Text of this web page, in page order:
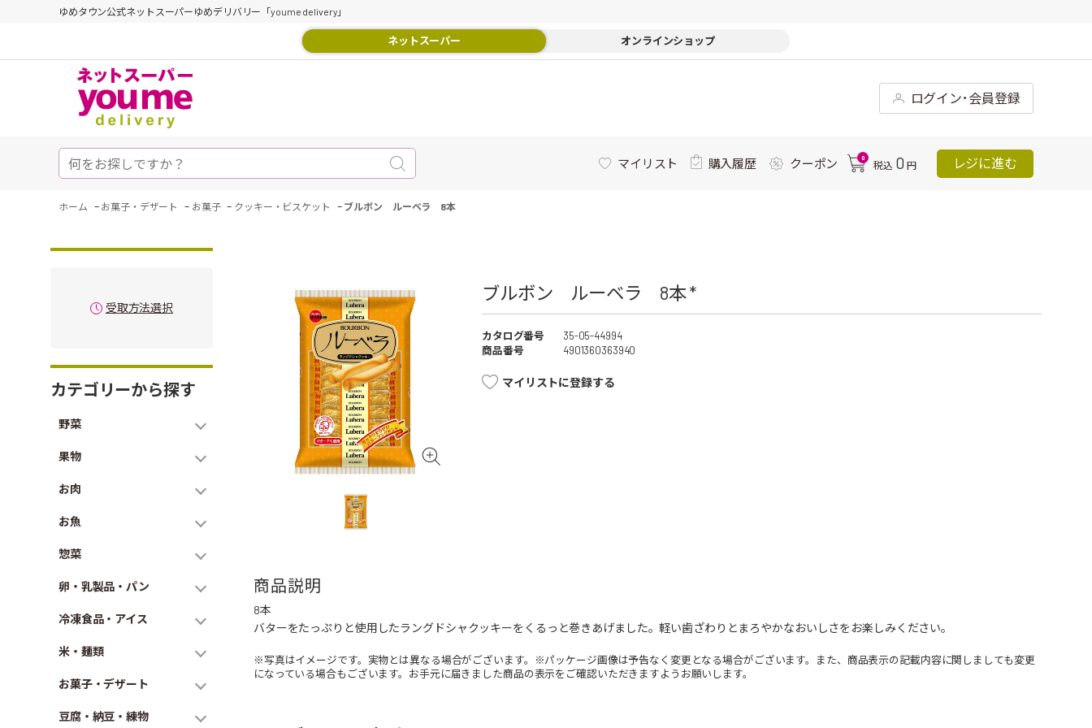
ゆめタウン公式ネットスーパーゆめデリバリー「youme delivery」
ネットスーパー オンラインショップ
ログイン･会員登録
マイリスト 購入履歴 クーポン 0
税込 0 円 レジに進む
ホーム - お菓子・デザート - お菓子 - クッキー・ビスケット - ブルボン ルーベラ 8本
受取方法選択
カテゴリーから探す
野菜
果物
お肉
お魚
惣菜
卵・乳製品・パン
冷凍食品・アイス
米・麺類
お菓子・デザート
豆腐・納豆・練物
ブルボン ルーベラ 8本 *
カタログ番号
35-05-44994
商品番号
4901360363940
マイリストに登録する
商品説明
8本
バターをたっぷりと使用したラングドシャクッキーをくるっと巻きあげました。軽い歯ざわりとまろやかなおいしさをお楽しみください。
※写真はイメージです。実物とは異なる場合がございます。※パッケージ画像は予告なく変更となる場合がございます。また、商品表示の記載内容に関しましても変更
になっている場合もございます。お手元に届きました商品の表示をご確認いただきますようお願いします。